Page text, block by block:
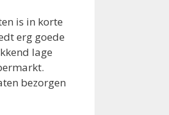
is in korte
erg goede
lage
bezorgen